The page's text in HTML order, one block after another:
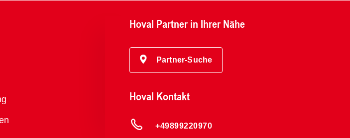
Hoval Partner in Ihrer Nähe
Partner-Suche
Hoval Kontakt
+49899220970